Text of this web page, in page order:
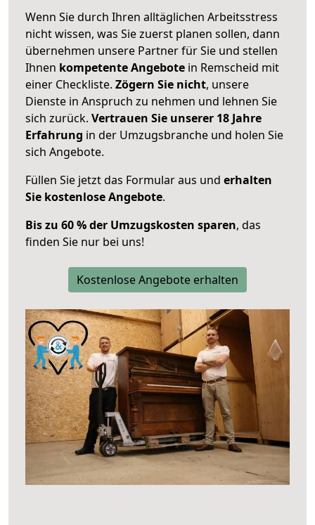
Wenn Sie durch Ihren alltäglichen Arbeitsstress
nicht wissen, was Sie zuerst planen sollen, dann
übernehmen unsere Partner für Sie und stellen
Ihnen kompetente Angebote in Remscheid mit
einer Checkliste. Zögern Sie nicht, unsere
Dienste in Anspruch zu nehmen und lehnen Sie
sich zurück. Vertrauen Sie unserer 18 Jahre
Erfahrung in der Umzugsbranche und holen Sie
sich Angebote.
Füllen Sie jetzt das Formular aus und erhalten
Sie kostenlose Angebote.
Bis zu 60 % der Umzugskosten sparen, das
finden Sie nur bei uns!
Kostenlose Angebote erhalten